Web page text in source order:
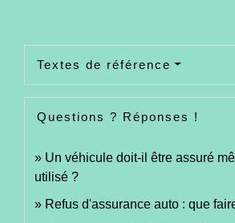
Textes de référence
Questions ? Réponses !
Un véhicule doit-il être assuré
utilisé ?
Refus d'assurance auto : que